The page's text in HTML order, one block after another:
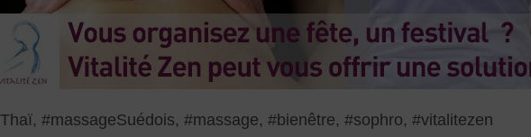
#massageSuédois, #massage, #bienêtre, #sophro, ‪#‎vitalitezen